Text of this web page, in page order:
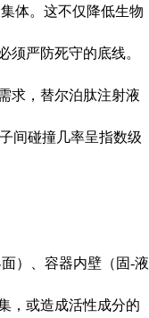
体。这不仅降低生物
须严防死守的底线。
求，替尔泊肽注射液
间碰撞几率呈指数级
）、容器内壁（固-液
，或造成活性成分的